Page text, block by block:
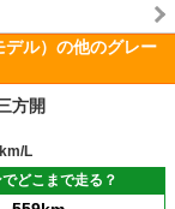
ル）の他のグレー
方開
L
どこまで走る？